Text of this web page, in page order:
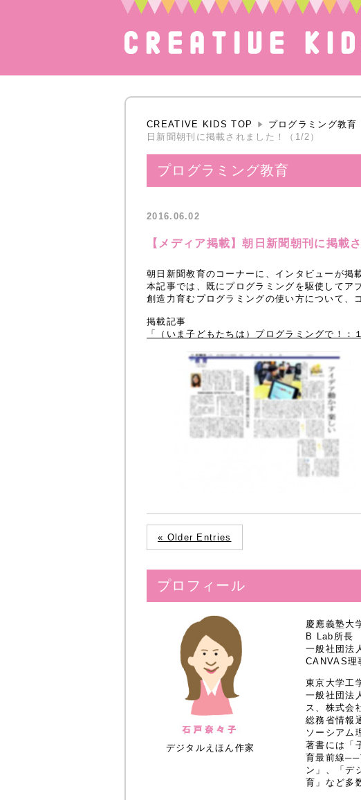
CREATIVE KIDS TOP プログラミング教育
日新聞朝刊に掲載されました！（1/2）
プログラミング教育
2016.06.02
【メディア掲載】朝日新聞朝刊に掲載
朝日新聞教育のコーナーに、インタビューが掲
本記事では、既にプログラミングを駆使してア
創造力育むプログラミングの使い方について、
掲載記事
「（いま子どもたちは）プログラミングで！
« Older Entries
プロフィール
デジタルえほん作家
慶應義塾大
B Lab所長
一般社団法
CANVAS理
東京大学工
一般社団法
ス、株式会
総務省情報
ソーシアム
著書には「
育最前線──
ン」、「デ
育」など多